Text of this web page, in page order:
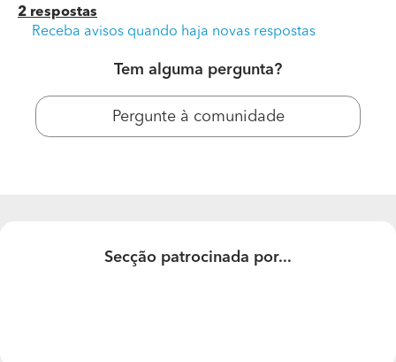
Custos de projectos de arquitectura.
2 respostas
Receba avisos quando haja novas respostas
Tem alguma pergunta?
Pergunte à comunidade
Secção patrocinada por...